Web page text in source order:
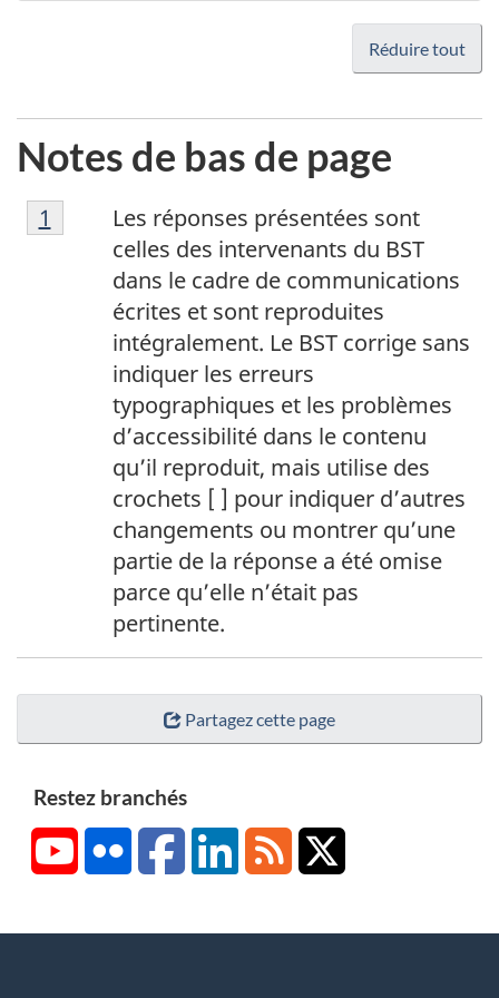
Réduire tout
Notes de bas de page
1
Les réponses présentées sont
celles des intervenants du BST
dans le cadre de communications
écrites et sont reproduites
intégralement. Le BST corrige sans
indiquer les erreurs
typographiques et les problèmes
d’accessibilité dans le contenu
qu’il reproduit, mais utilise des
crochets [ ] pour indiquer d’autres
changements ou montrer qu’une
partie de la réponse a été omise
parce qu’elle n’était pas
pertinente.
Return to footnote
1 referrer
Partagez cette page
Restez branchés
YouTubeFlickr FacebookLinkedInRSS